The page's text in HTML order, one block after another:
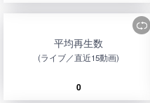
平均再生数
(ライブ／直近15動画)
0